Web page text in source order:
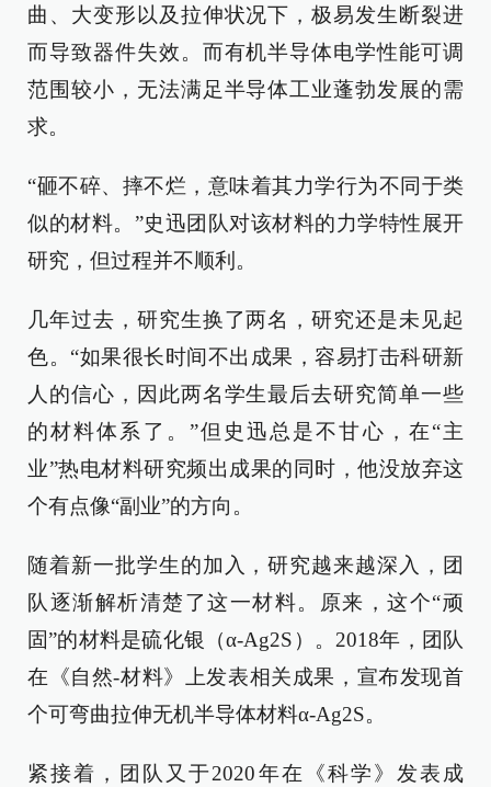
曲、大变形以及拉伸状况下，极易发生断裂进
而导致器件失效。而有机半导体电学性能可调
范围较小，无法满足半导体工业蓬勃发展的需
求。
“砸不碎、摔不烂，意味着其力学行为不同于类
似的材料。”史迅团队对该材料的力学特性展开
研究，但过程并不顺利。
几年过去，研究生换了两名，研究还是未见起
色。“如果很长时间不出成果，容易打击科研新
人的信心，因此两名学生最后去研究简单一些
的材料体系了。”但史迅总是不甘心，在“主
业”热电材料研究频出成果的同时，他没放弃这
个有点像“副业”的方向。
随着新一批学生的加入，研究越来越深入，团
队逐渐解析清楚了这一材料。原来，这个“顽
固”的材料是硫化银（α-Ag2S）。2018年，团队
在《自然-材料》上发表相关成果，宣布发现首
个可弯曲拉伸无机半导体材料α-Ag2S。
紧接着，团队又于2020年在《科学》发表成